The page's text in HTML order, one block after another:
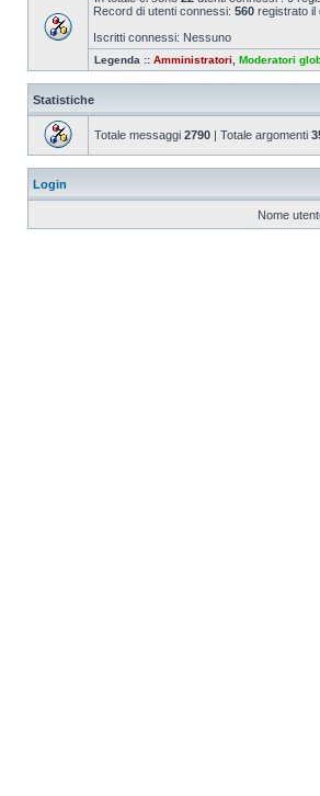
Record di utenti connessi: 560 registrato il
Iscritti connessi: Nessuno
Legenda :: Amministratori Moderatori
Statistiche
Totale messaggi 2790 | Totale argomenti
Login
Nome